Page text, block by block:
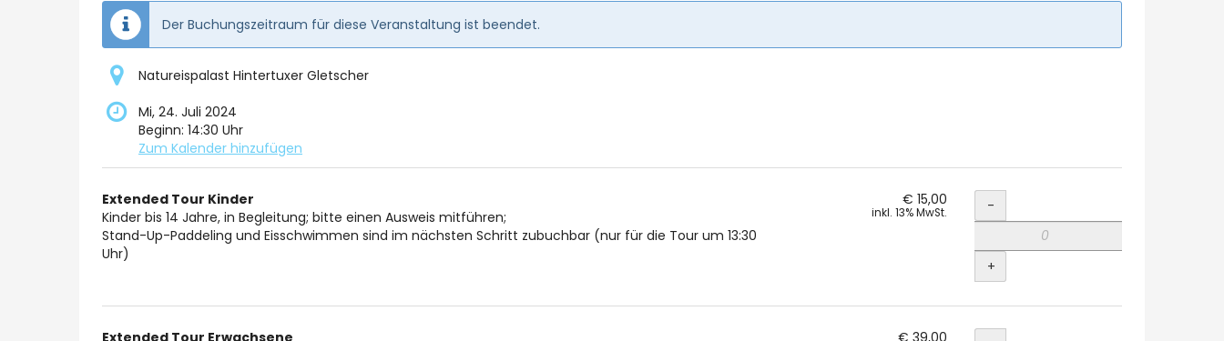
Der Buchungszeitraum für diese Veranstaltung ist beendet.
Natureispalast Hintertuxer Gletscher
Mi, 24. Juli 2024
Beginn: 14:30 Uhr
Zum Kalender hinzufügen
Produkte
Unkategorisierte
Produkte
Extended Tour Kinder
Kinder bis 14 Jahre, in Begleitung; bitte einen Ausweis mitführen;
Stand-Up-Paddeling und Eisschwimmen sind im nächsten Schritt zubuchbar (nur für die Tour um 13:30
Uhr)
€ 15,00
inkl. 13% MwSt. Menge
-
+